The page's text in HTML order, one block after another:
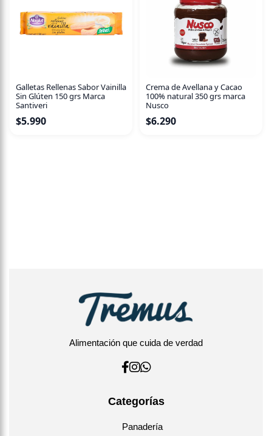
Galletas Rellenas Sabor Vainilla
Sin Glúten 150 grs Marca
Santiveri
$5.990
Crema de Avellana y Cacao
100% natural 350 grs marca
Nusco
$6.290
Alimentación que cuida de verdad
Categorías
Panadería